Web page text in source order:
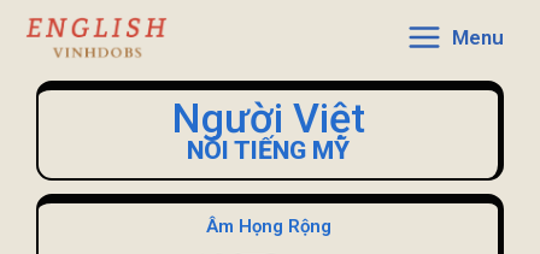
Menu
Người Việt
NÓI TIẾNG MỸ
Âm Họng Rộng